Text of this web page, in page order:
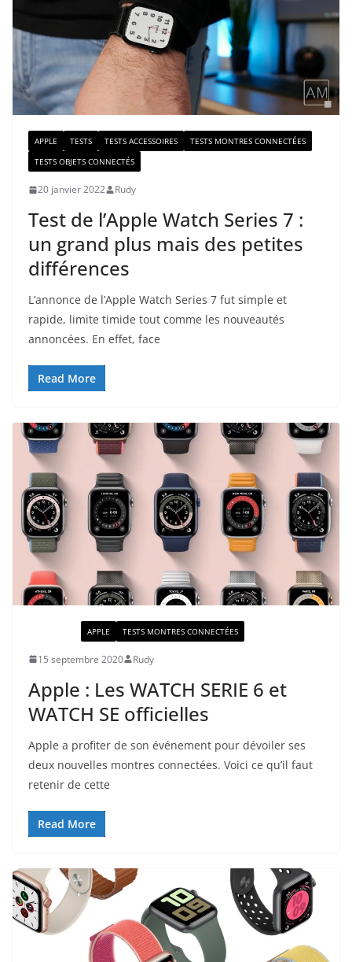
APPLE TESTS TESTS ACCESSOIRES
TESTS MONTRES CONNECTÉES
TESTS OBJETS CONNECTÉS
20 janvier 2022 Rudy
Test de l’Apple Watch Series 7 :
un grand plus mais des petites
différences
L’annonce de l’Apple Watch Series 7 fut simple et
rapide, limite timide tout comme les nouveautés
annoncées. En effet, face
Read More
APPLE TESTS MONTRES CONNECTÉES
15 septembre 2020 Rudy
Apple : Les WATCH SERIE 6 et
WATCH SE officielles
Apple a profiter de son événement pour dévoiler ses
deux nouvelles montres connectées. Voici ce qu’il faut
retenir de cette
Read More